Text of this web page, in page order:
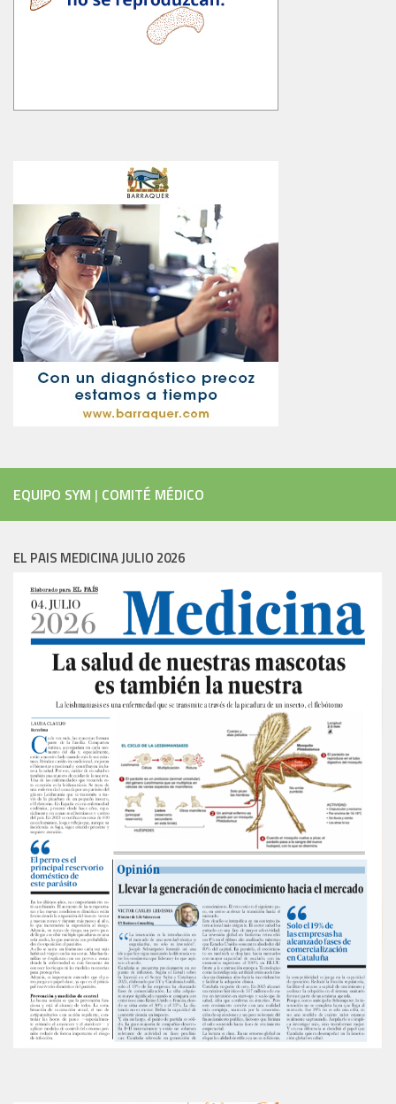
EQUIPO SYM | COMITÉ MÉDICO
EL PAIS MEDICINA JULIO 2026